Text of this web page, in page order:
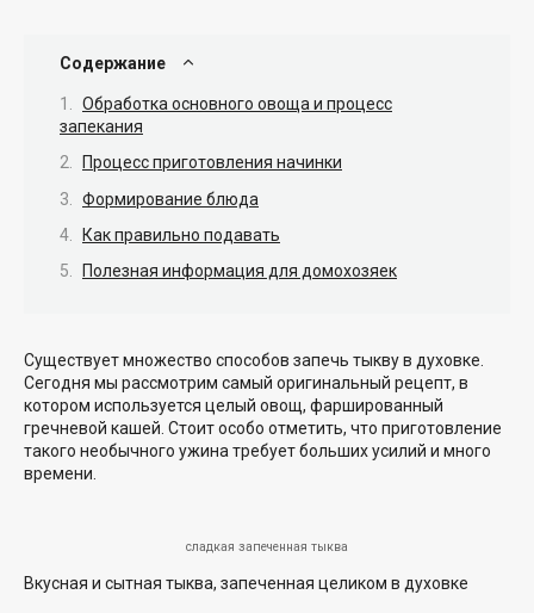
Содержание
Обработка основного овоща и процесс
запекания
Процесс приготовления начинки
Формирование блюда
Как правильно подавать
Полезная информация для домохозяек
Существует множество способов запечь тыкву в духовке.
Сегодня мы рассмотрим самый оригинальный рецепт, в
котором используется целый овощ, фаршированный
гречневой кашей. Стоит особо отметить, что приготовление
такого необычного ужина требует больших усилий и много
времени.
сладкая запеченная тыква
Вкусная и сытная тыква, запеченная целиком в духовке